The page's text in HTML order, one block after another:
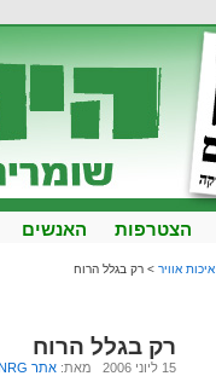
הצטרפות האנשים
איכות אוויר > רק בגלל הרוח
רק בגלל הרוח
15 ליוני 2006 מאת: אתר NRG